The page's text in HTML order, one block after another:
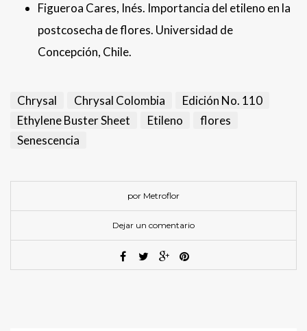
Figueroa Cares, Inés. Importancia del etileno en la
postcosecha de flores. Universidad de
Concepción, Chile.
Chrysal Chrysal Colombia
Edición No. 110
Ethylene Buster Sheet
Etileno
flores
Senescencia
por Metroflor
Dejar un comentario